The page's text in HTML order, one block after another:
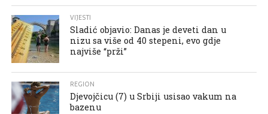
VIJESTI
Sladić objavio: Danas je deveti dan u
nizu sa više od 40 stepeni, evo gdje
najviše “prži”
REGION
Djevojčicu (7) u Srbiji usisao vakum na
bazenu